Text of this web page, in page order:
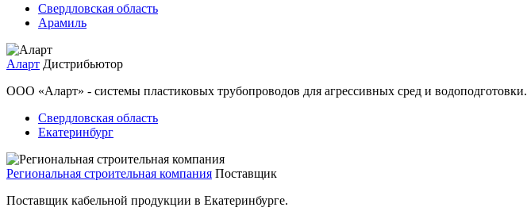
Свердловская область
Арамиль
Аларт Дистрибьютор
ООО «Аларт» - системы пластиковых трубопроводов для агрессивных сред и водоподготовки.
Свердловская область
Екатеринбург
Региональная строительная компания Поставщик
Поставщик кабельной продукции в Екатеринбурге.